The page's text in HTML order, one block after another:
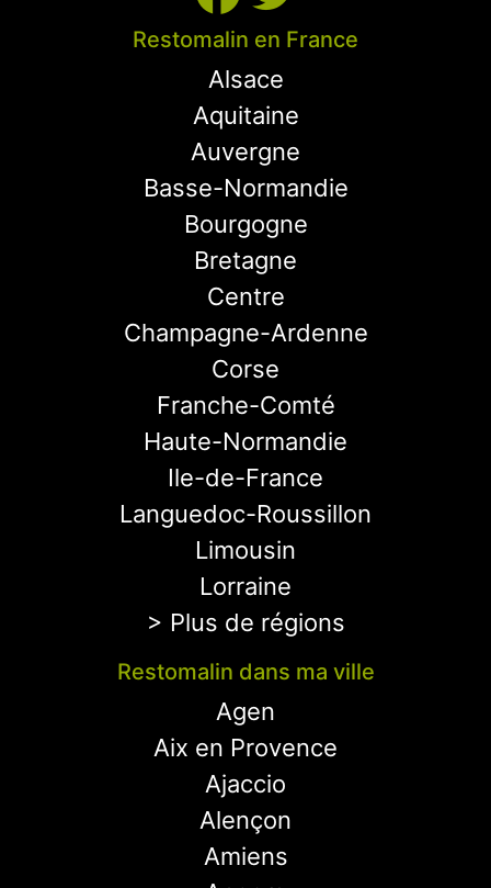
Restomalin en France
Alsace
Aquitaine
Auvergne
Basse-Normandie
Bourgogne
Bretagne
Centre
Champagne-Ardenne
Corse
Franche-Comté
Haute-Normandie
Ile-de-France
Languedoc-Roussillon
Limousin
Lorraine
> Plus de régions
Restomalin dans ma ville
Agen
Aix en Provence
Ajaccio
Alençon
Amiens